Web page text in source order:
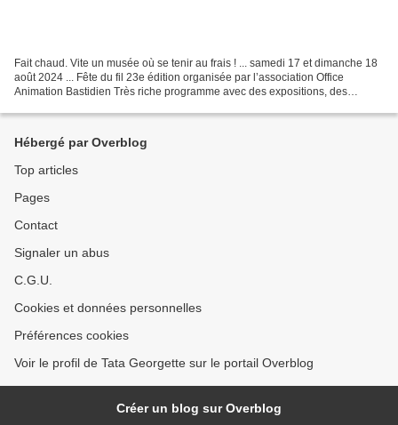
Fait chaud. Vite un musée où se tenir au frais ! ... samedi 17 et dimanche 18
août 2024 ... Fête du fil 23e édition organisée par l’association Office
Animation Bastidien Très riche programme avec des expositions, des
Hébergé par Overblog
Top articles
Pages
Contact
Signaler un abus
C.G.U.
Cookies et données personnelles
Préférences cookies
Voir le profil de Tata Georgette sur le portail Overblog
Créer un blog sur Overblog